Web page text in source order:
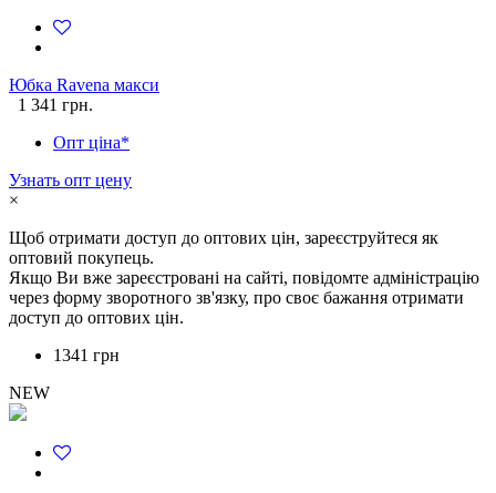
Юбка Ravena макси
1 341 грн.
Опт ціна*
Узнать опт цену
×
Щоб отримати доступ до оптових цін, зареєструйтеся як
оптовий покупець.
Якщо Ви вже зареєстровані на сайті, повідомте адміністрацію
через форму зворотного зв'язку, про своє бажання отримати
доступ до оптових цін.
1341 грн
NEW